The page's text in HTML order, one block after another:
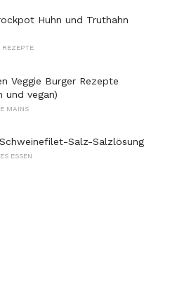
Huhn und Truthahn
REZEPTE
Veggie Burger Rezepte
und vegan)
MAINS
Salz-Salzlösung
ESSEN